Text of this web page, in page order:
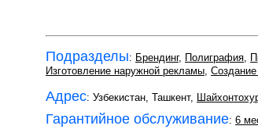
Подразделы: Брендинг, Полиграфия,
Изготовление наружной рекламы,
Адрес: Узбекистан, Ташкент,
Гарантийное обслуживание: 6